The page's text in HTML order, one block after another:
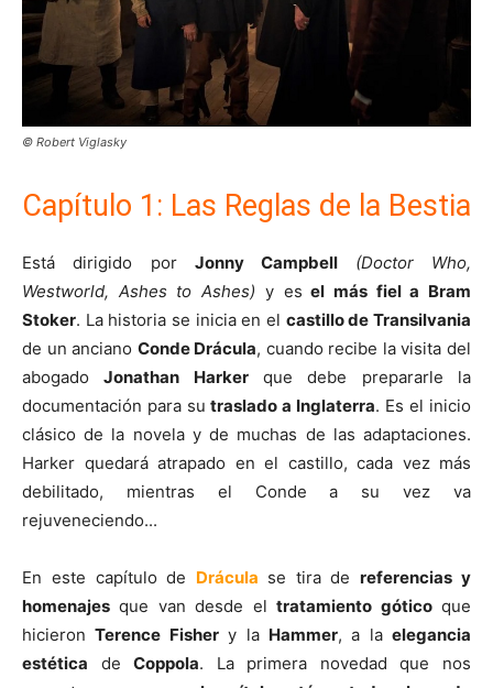
© Robert Viglasky
Capítulo 1: Las Reglas de la Bestia
Está dirigido por Jonny Campbell (Doctor Who,
Westworld, Ashes to Ashes) y es el más fiel a Bram
Stoker. La historia se inicia en el castillo de Transilvania
de un anciano Conde Drácula, cuando recibe la visita del
abogadoJonathan Harkerque debe prepararle la
documentación para su traslado a Inglaterra. Es el inicio
clásico de la novela y de muchas de las adaptaciones.
Harker quedará atrapado en el castillo, cada vez más
debilitado, mientras el Conde a su vez va
rejuveneciendo...
En este capítulo de Drácula se tira dereferencias y
homenajes que van desde eltratamiento góticoque
hicieronTerence Fishery la Hammer, a la elegancia
estética deCoppola. La primera novedad que nos